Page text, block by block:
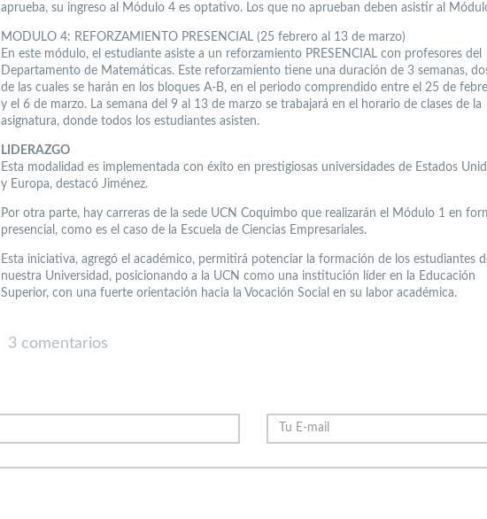
aprueba, su ingreso al Módulo 4 es optativo. Los que no aprueban deben asistir al
MODULO 4: REFORZAMIENTO PRESENCIAL (25 febrero al 13 de marzo)
En este módulo, el estudiante asiste a un reforzamiento PRESENCIAL con profesores del
Departamento de Matemáticas. Este reforzamiento tiene una duración de 3 semanas,
de las cuales se harán en los bloques A-B, en el periodo comprendido entre el 25 de
y el 6 de marzo. La semana del 9 al 13 de marzo se trabajará en el horario de clases de la
asignatura, donde todos los estudiantes asisten.
LIDERAZGO
Esta modalidad es implementada con éxito en prestigiosas universidades de Estados
y Europa, destacó Jiménez.
Por otra parte, hay carreras de la sede UCN Coquimbo que realizarán el Módulo 1 en
presencial, como es el caso de la Escuela de Ciencias Empresariales.
Esta iniciativa, agregó el académico, permitirá potenciar la formación de los estudiantes
nuestra Universidad, posicionando a la UCN como una institución líder en la Educación
Superior, con una fuerte orientación hacia la Vocación Social en su labor académica.
3 comentarios